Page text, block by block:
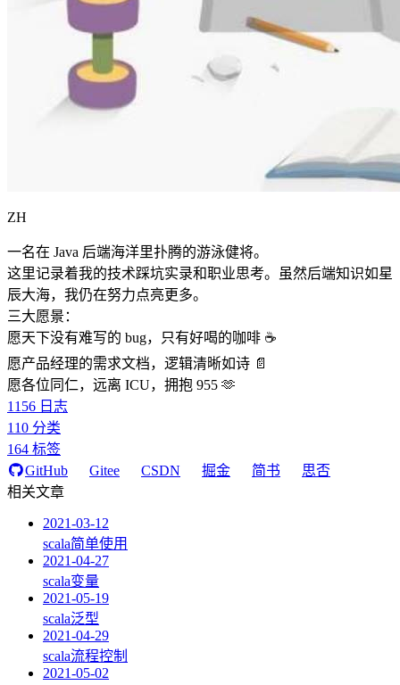
ZH
一名在 Java 后端海洋里扑腾的游泳健将。
这里记录着我的技术踩坑实录和职业思考。虽然后端知识如星
辰大海，我仍在努力点亮更多。
三大愿景：
愿天下没有难写的 bug，只有好喝的咖啡 ☕️
愿产品经理的需求文档，逻辑清晰如诗 📄
愿各位同仁，远离 ICU，拥抱 955 🫶
1156 日志
110 分类
164 标签
GitHub
Gitee CSDN 掘金 简书
思否
相关文章
2021-03-12
scala简单使用
2021-04-27
scala变量
2021-05-19
scala泛型
2021-04-29
scala流程控制
2021-05-02